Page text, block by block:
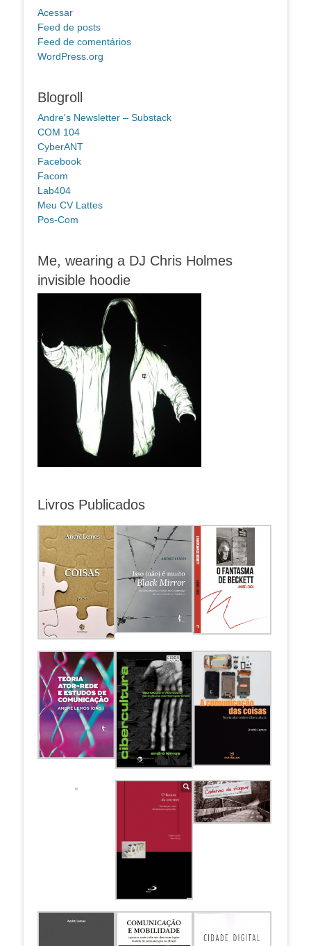
Acessar
Feed de posts
Feed de comentários
WordPress.org
Blogroll
Andre's Newsletter – Substack
COM 104
CyberANT
Facebook
Facom
Lab404
Meu CV Lattes
Pos-Com
Me, wearing a DJ Chris Holmes
invisible hoodie
Livros Publicados